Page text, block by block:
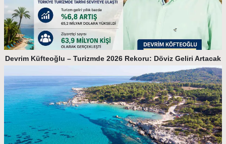
Devrim Küfteoğlu – Turizmde 2026 Rekoru: Döviz Geliri Artacak